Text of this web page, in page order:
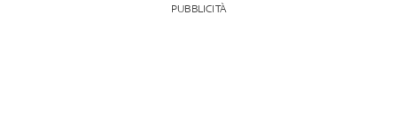
PUBBLICITÀ